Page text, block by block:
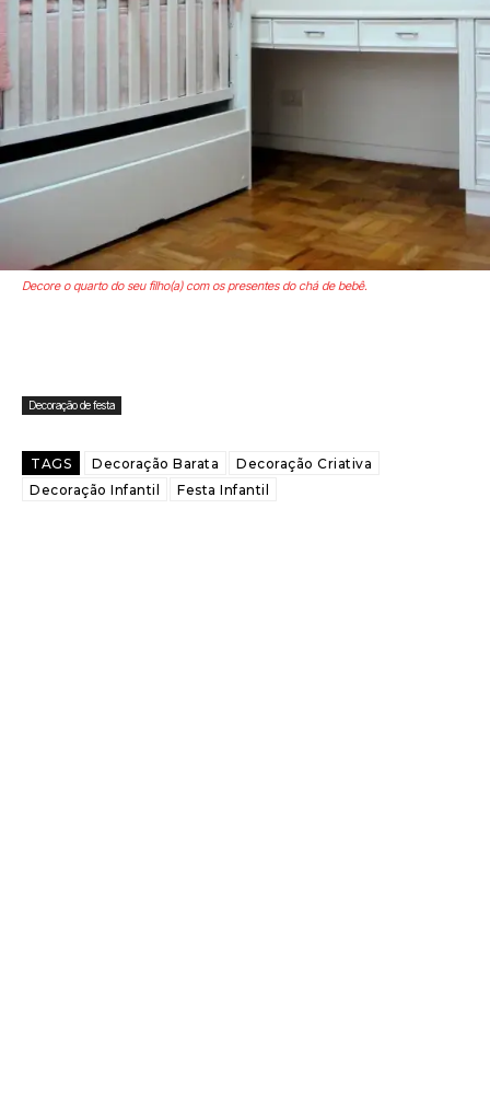
Decore o quarto do seu filho(a) com os presentes do chá de bebê.
Decoração de festa
TAGS Decoração Barata
Decoração Criativa
Decoração Infantil
Festa Infantil